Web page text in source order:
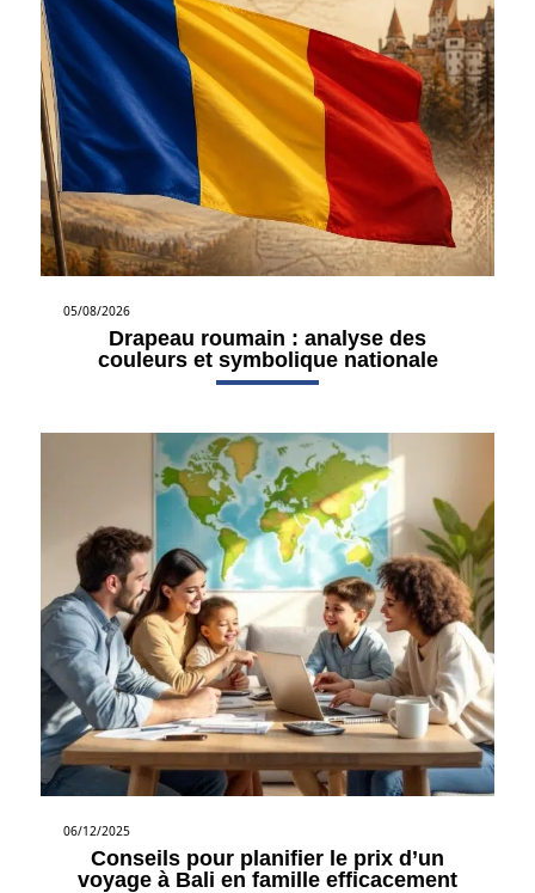
05/08/2026
Drapeau roumain : analyse des
couleurs et symbolique nationale
06/12/2025
Conseils pour planifier le prix d’un
voyage à Bali en famille efficacement